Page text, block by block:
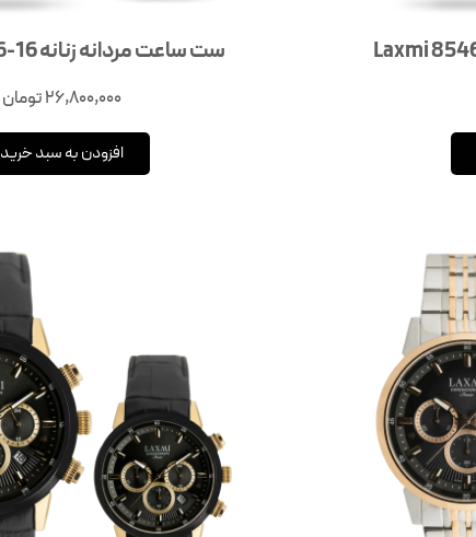
ست ساعت مردانه زنانه Laxmi 8546-16
26,800,000تومان
افزودن به سبد خرید